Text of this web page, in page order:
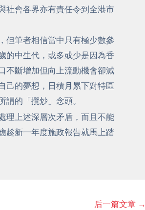
社會各界亦有責任令到全港市
但筆者相信當中只有極少數參
的中生代，或多或少是因為香
不斷增加但向上流動機會卻減
己的夢想，日積月累下對特區
的「攬炒」念頭。
理上述深層次矛盾，而且不能
趁新一年度施政報告就馬上踏
后一篇文章